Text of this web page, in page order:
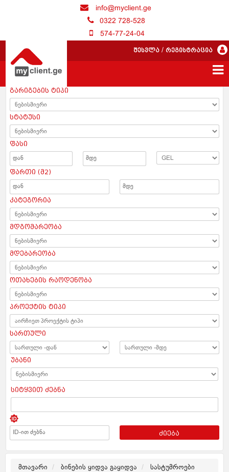
info@myclient.ge
0322 728-528
574-77-24-04
შესვლა / რეგისტრაცია
გარიგების ტიპი
სტატუსი
ფასი
ფართი (მ2)
კატეგორია
მდგომარეობა
მდებარეობა
ოთახების რაოდენობა
პროექტის ტიპი
სართული
უბანი
სიტყვით ძებნა
ძიება
მთავარი ბინების ყიდვა გაყიდვა
სასტუმროები